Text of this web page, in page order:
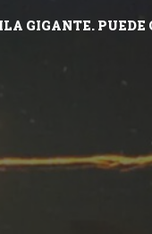
GIGANTE. PUEDE